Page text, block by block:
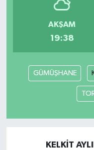
AKŞAM
19:38
GÜMÜŞHANE
KELKİT